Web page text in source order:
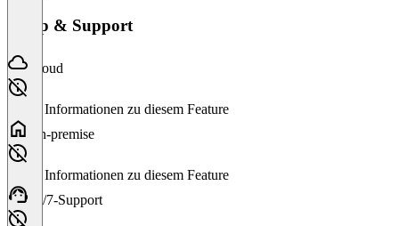
Setup & Support
Cloud
Keine Informationen zu diesem Feature
On-premise
Keine Informationen zu diesem Feature
24/7-Support